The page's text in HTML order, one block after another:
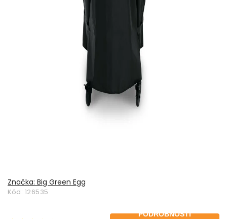
Značka: Big Green Egg
Kód: 126535
PODROBNOSTI